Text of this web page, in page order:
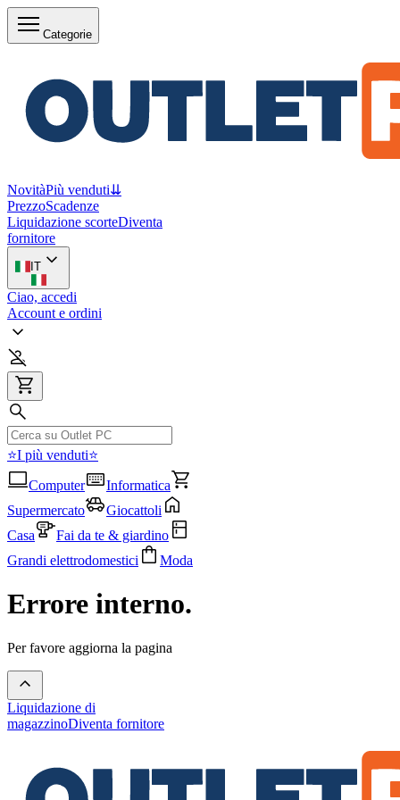
Categorie
NovitàPiù venduti⇊
PrezzoScadenze
Liquidazione scorteDiventa
fornitore
IT
Ciao, accedi
Account e ordini
⭐I più venduti⭐
Computer
Informatica
Supermercato
Giocattoli
Casa
Fai da te & giardino
Grandi elettrodomestici
Moda
Errore interno.
Per favore aggiorna la pagina
Liquidazione di
magazzinoDiventa fornitore